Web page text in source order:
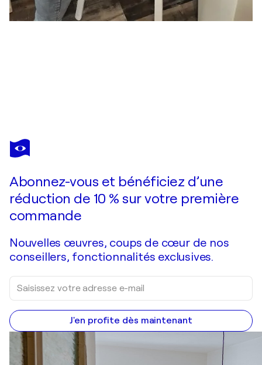
IVANA BRAZDOVA
Magic lake
Abonnez-vous et bénéficiez d’une
réduction de 10 % sur votre première
commande
Nouvelles œuvres, coups de cœur de nos
conseillers, fonctionnalités exclusives.
J'en profite dès maintenant